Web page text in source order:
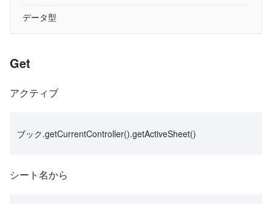
データ型
Get
アクティブ
ブック.getCurrentController().getActiveSheet()
シート名から